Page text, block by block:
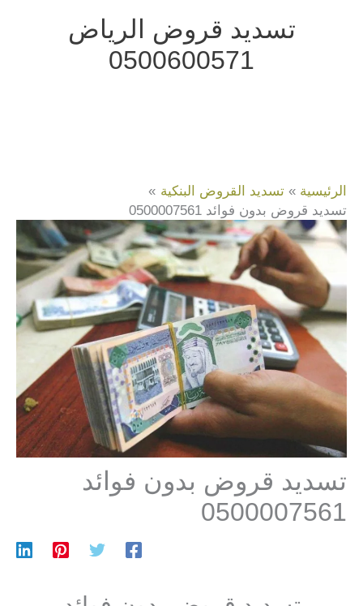
تسديد قروض الرياض
0500600571
الرئيسية
تسديد القروض البنكية
تسديد قروض بدون فوائد 0500007561
تسديد قروض بدون فوائد
0500007561